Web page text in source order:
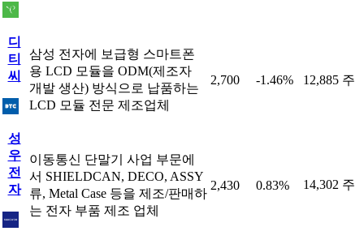
디
티
씨
삼성 전자에 보급형 스마트폰
용 LCD 모듈을 ODM(제조자
개발 생산) 방식으로 납품하는
LCD 모듈 전문 제조업체
2,700 -1.46% 12,885 주
성
우
전
자
이동통신 단말기 사업 부문에
서 SHIELDCAN, DECO, ASSY
류, Metal Case 등을 제조/판매하
는 전자 부품 제조 업체
2,430 0.83% 14,302 주